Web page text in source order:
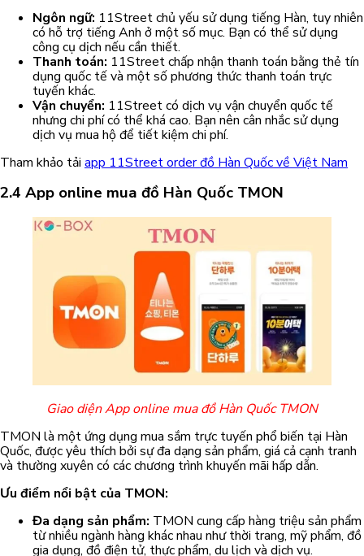
Ngôn ngữ: 11Street chủ yếu sử dụng tiếng Hàn, tuy nhiên
có hỗ trợ tiếng Anh ở một số mục. Bạn có thể sử dụng
công cụ dịch nếu cần thiết.
Thanh toán: 11Street chấp nhận thanh toán bằng thẻ tín
dụng quốc tế và một số phương thức thanh toán trực
tuyến khác.
Vận chuyển: 11Street có dịch vụ vận chuyển quốc tế
nhưng chi phí có thể khá cao. Bạn nên cân nhắc sử dụng
dịch vụ mua hộ để tiết kiệm chi phí.
Tham khảo tải app 11Street order đồ Hàn Quốc về Việt Nam
2.4 App online mua đồ Hàn Quốc TMON
Giao diện App online mua đồ Hàn Quốc TMON
TMON là một ứng dụng mua sắm trực tuyến phổ biến tại Hàn
Quốc, được yêu thích bởi sự đa dạng sản phẩm, giá cả cạnh tranh
và thường xuyên có các chương trình khuyến mãi hấp dẫn.
Ưu điểm nổi bật của TMON:
Đa dạng sản phẩm: TMON cung cấp hàng triệu sản phẩm
từ nhiều ngành hàng khác nhau như thời trang, mỹ phẩm, đồ
gia dụng, đồ điện tử, thực phẩm, du lịch và dịch vụ.